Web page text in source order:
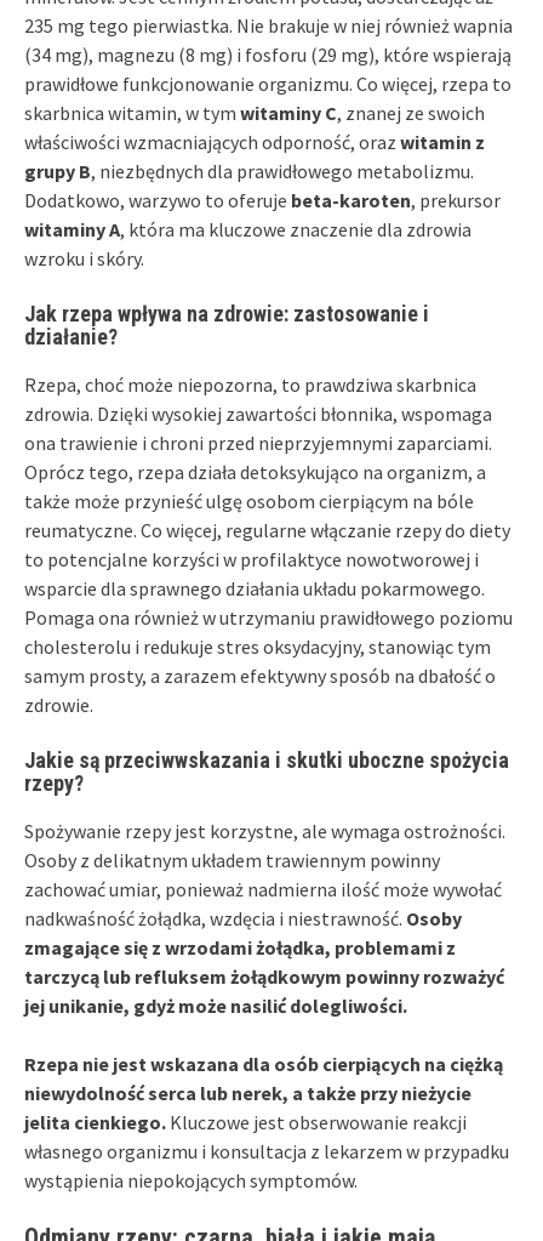
235 mg tego pierwiastka. Nie brakuje w niej również wapnia
(34 mg), magnezu (8 mg) i fosforu (29 mg), które wspierają
prawidłowe funkcjonowanie organizmu. Co więcej, rzepa to
skarbnica witamin, w tym witaminy C, znanej ze swoich
właściwości wzmacniających odporność, oraz witamin z
grupy B, niezbędnych dla prawidłowego metabolizmu.
Dodatkowo, warzywo to oferuje beta-karoten, prekursor
witaminy A, która ma kluczowe znaczenie dla zdrowia
wzroku i skóry.
Jak rzepa wpływa na zdrowie: zastosowanie i
działanie?
Rzepa, choć może niepozorna, to prawdziwa skarbnica
zdrowia. Dzięki wysokiej zawartości błonnika, wspomaga
ona trawienie i chroni przed nieprzyjemnymi zaparciami.
Oprócz tego, rzepa działa detoksykująco na organizm, a
także może przynieść ulgę osobom cierpiącym na bóle
reumatyczne. Co więcej, regularne włączanie rzepy do diety
to potencjalne korzyści w profilaktyce nowotworowej i
wsparcie dla sprawnego działania układu pokarmowego.
Pomaga ona również w utrzymaniu prawidłowego poziomu
cholesterolu i redukuje stres oksydacyjny, stanowiąc tym
samym prosty, a zarazem efektywny sposób na dbałość o
zdrowie.
Jakie są przeciwwskazania i skutki uboczne spożycia
rzepy?
Spożywanie rzepy jest korzystne, ale wymaga ostrożności.
Osoby z delikatnym układem trawiennym powinny
zachować umiar, ponieważ nadmierna ilość może wywołać
nadkwaśność żołądka, wzdęcia i niestrawność. Osoby
zmagające się z wrzodami żołądka, problemami z
tarczycą lub refluksem żołądkowym powinny rozważyć
jej unikanie, gdyż może nasilić dolegliwości.
Rzepa nie jest wskazana dla osób cierpiących na ciężką
niewydolność serca lub nerek, a także przy nieżycie
jelita cienkiego. Kluczowe jest obserwowanie reakcji
własnego organizmu i konsultacja z lekarzem w przypadku
wystąpienia niepokojących symptomów.